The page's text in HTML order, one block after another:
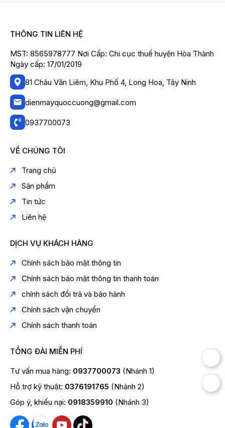
THÔNG TIN LIÊN HỆ
MST: 8565978777 Nơi Cấp: Chi cục thuế huyện Hòa Thành
Ngày cấp: 17/01/2019
81 Châu Văn Liêm, Khu Phố 4, Long Hoa, Tây Ninh
dienmayquoccuong@gmail.com
0937700073
VỀ CHÚNG TÔI
Trang chủ
Sản phẩm
Tin tức
Liên hệ
DỊCH VỤ KHÁCH HÀNG
Chính sách bảo mật thông tin
Chính sách bảo mật thông tin thanh toán
chính sách đổi trả và bảo hành
Chính sách vận chuyển
Chính sách thanh toán
TỔNG ĐÀI MIỄN PHÍ
Tư vấn mua hàng: 0937700073 (Nhánh 1)
Hỗ trợ kỹ thuật: 0376191765 (Nhánh 2)
Góp ý, khiếu nại: 0918359910 (Nhánh 3)